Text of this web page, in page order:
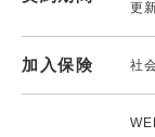
更
加入保険 社